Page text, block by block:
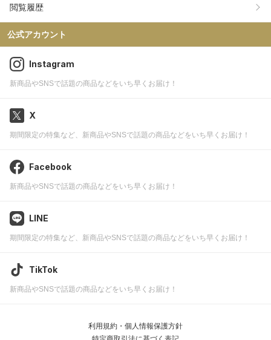
閲覧履歴
公式アカウント
Instagram
新商品やSNSで話題の商品などをいち早くお届け！
X
期間限定の特集など、新商品やSNSで話題の商品などをいち早くお届け！
Facebook
新商品やSNSで話題の商品などをいち早くお届け！
LINE
期間限定の特集など、新商品やSNSで話題の商品などをいち早くお届け！
TikTok
新商品やSNSで話題の商品などをいち早くお届け！
利用規約・個人情報保護方針